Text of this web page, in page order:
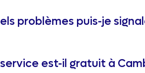
problèmes puis-je
est-il gratuit à